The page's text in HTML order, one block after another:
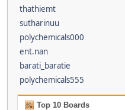
thathiemt
sutharinuu
polychemicals000
ent.nan
barati_baratie
polychemicals555
Top 10 Boards